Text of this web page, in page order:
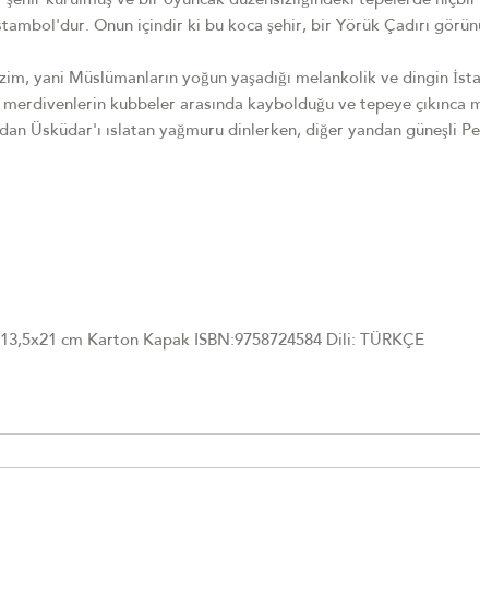
Onun içindir ki bu koca şehir, bir Yörük Çadırı
yani Müslümanların yoğun yaşadığı melankolik ve dingin
kubbeler arasında kaybolduğu ve tepeye çıkınca
Üsküdar'ı ıslatan yağmuru dinlerken, diğer yandan güneşli
13,5x21 cm Karton Kapak ISBN:9758724584 Dili: TÜRKÇE